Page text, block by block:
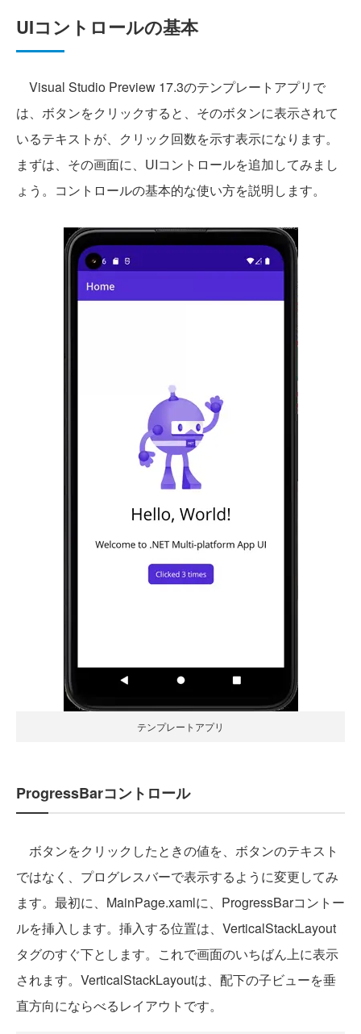
UIコントロールの基本
Visual Studio Preview 17.3のテンプレートアプリで
は、ボタンをクリックすると、そのボタンに表示されて
いるテキストが、クリック回数を示す表示になります。
まずは、その画面に、UIコントロールを追加してみまし
ょう。コントロールの基本的な使い方を説明します。
テンプレートアプリ
ProgressBarコントロール
ボタンをクリックしたときの値を、ボタンのテキスト
ではなく、プログレスバーで表示するように変更してみ
ます。最初に、MainPage.xamlに、ProgressBarコントー
ルを挿入します。挿入する位置は、VerticalStackLayout
タグのすぐ下とします。これで画面のいちばん上に表示
されます。VerticalStackLayoutは、配下の子ビューを垂
直方向にならべるレイアウトです。